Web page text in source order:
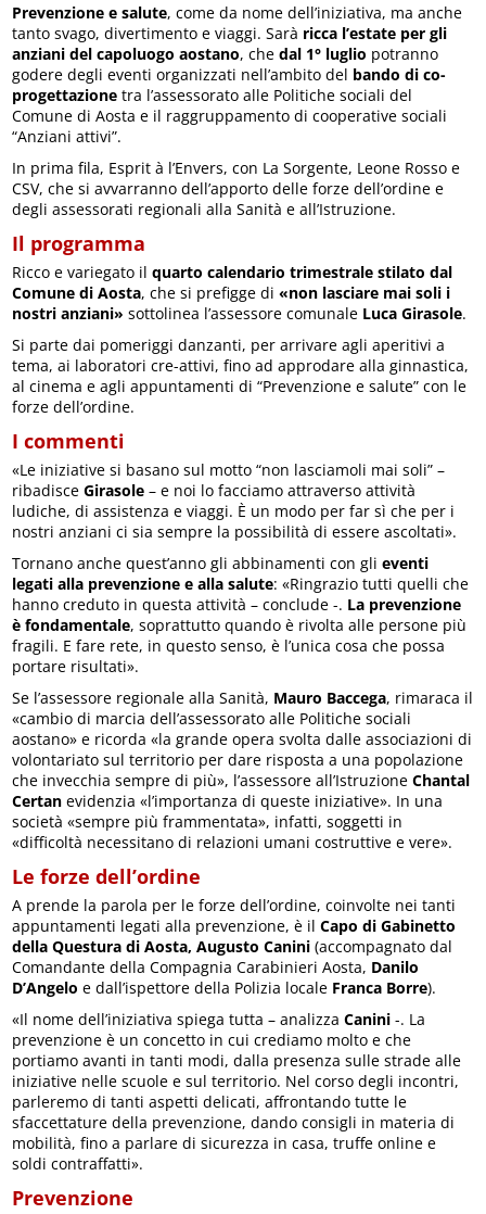
Prevenzione e salute, come da nome dell’iniziativa, ma anche
tanto svago, divertimento e viaggi. Sarà ricca l’estate per gli
anziani del capoluogo aostano, chedal 1° luglio potranno
godere degli eventi organizzati nell’ambito del bando di co-
progettazione tra l’assessorato alle Politiche sociali del
Comune di Aosta e il raggruppamento di cooperative sociali
“Anziani attivi”.
In prima fila, Esprit à l’Envers, con La Sorgente, Leone Rosso e
CSV, che si avvarranno dell’apporto delle forze dell’ordine e
degli assessorati regionali alla Sanità e all’Istruzione.
Il programma
Ricco e variegato ilquarto calendario trimestrale stilato dal
Comune di Aosta, che si prefigge di«non lasciare mai soli i
nostri anziani» sottolinea l’assessore comunale Luca Girasole.
Si parte dai pomeriggi danzanti, per arrivare agli aperitivi a
tema, ai laboratori cre-attivi, fino ad approdare alla ginnastica,
al cinema e agli appuntamenti di “Prevenzione e salute” con le
forze dell’ordine.
I commenti
«Le iniziative si basano sul motto “non lasciamoli mai soli” –
ribadisceGirasole – e noi lo facciamo attraverso attività
ludiche, di assistenza e viaggi. È un modo per far sì che per i
nostri anziani ci sia sempre la possibilità di essere ascoltati».
Tornano anche quest’anno gli abbinamenti con glieventi
legati alla prevenzione e alla salute: «Ringrazio tutti quelli che
hanno creduto in questa attività – conclude -. La prevenzione
è fondamentale, soprattutto quando è rivolta alle persone più
fragili. E fare rete, in questo senso, è l’unica cosa che possa
portare risultati».
Se l’assessore regionale alla Sanità, Mauro Baccega, rimaraca il
«cambio di marcia dell’assessorato alle Politiche sociali
aostano» e ricorda «la grande opera svolta dalle associazioni di
volontariato sul territorio per dare risposta a una popolazione
che invecchia sempre di più», l’assessore all’IstruzioneChantal
Certan evidenzia «l’importanza di queste iniziative». In una
società «sempre più frammentata», infatti, soggetti in
«difficoltà necessitano di relazioni umani costruttive e vere».
Le forze dell’ordine
A prende la parola per le forze dell’ordine, coinvolte nei tanti
appuntamenti legati alla prevenzione, è ilCapo di Gabinetto
della Questura di Aosta, Augusto Canini (accompagnato dal
Comandante della Compagnia Carabinieri Aosta, Danilo
D’Angelo e dall’ispettore della Polizia locale Franca Borre).
«Il nome dell’iniziativa spiega tutta – analizzaCanini -. La
prevenzione è un concetto in cui crediamo molto e che
portiamo avanti in tanti modi, dalla presenza sulle strade alle
iniziative nelle scuole e sul territorio. Nel corso degli incontri,
parleremo di tanti aspetti delicati, affrontando tutte le
sfaccettature della prevenzione, dando consigli in materia di
mobilità, fino a parlare di sicurezza in casa, truffe online e
soldi contraffatti».
Prevenzione